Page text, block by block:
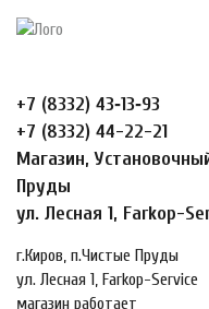
+7 (8332) 43‑13‑93
+7 (8332) 44-22-21
Магазин,
Пруды
ул. Лесная 1, Farkop-
г.Киров, п.Чистые Пруды
ул. Лесная 1, Farkop-Service
магазин работает